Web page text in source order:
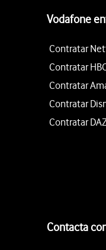
Vodafone
Contratar
Contratar
Contratar
Contratar
Contratar
Contacta